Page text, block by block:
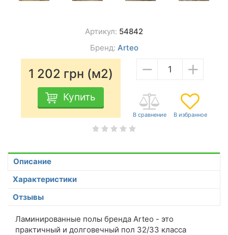
Артикул: 54842
Бренд: Arteo
1 202 грн (м2)
Купить
− +
Описание
Характеристики
Отзывы
Ламинированные полы бренда Arteo - это
практичный и долговечный пол 32/33 класса